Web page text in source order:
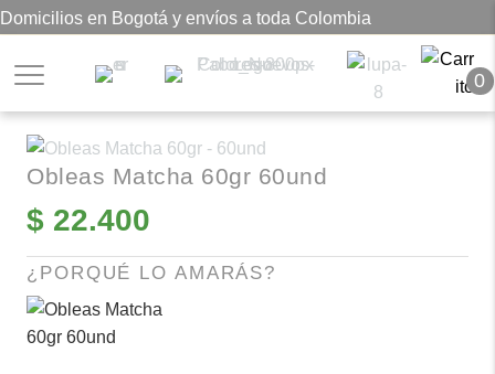
Domicilios en Bogotá y envíos a toda Colombia
0
Obleas Matcha 60gr 60und
$ 22.400
¿PORQUÉ LO AMARÁS?